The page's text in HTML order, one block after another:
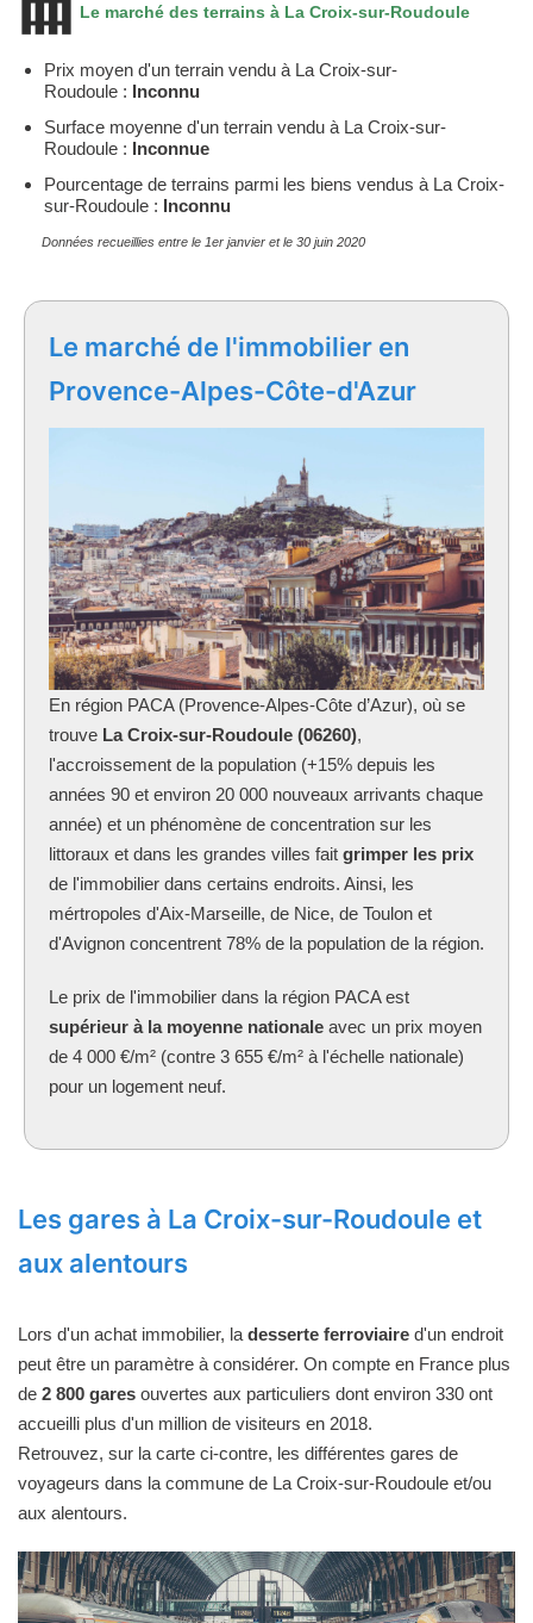
Le marché des terrains à La Croix-sur-Roudoule
Prix moyen d'un terrain vendu à La Croix-sur-
Roudoule : Inconnu
Surface moyenne d'un terrain vendu à La Croix-sur-
Roudoule : Inconnue
Pourcentage de terrains parmi les biens vendus à La Croix-
sur-Roudoule : Inconnu
Données recueillies entre le 1er janvier et le 30 juin 2020
Le marché de l'immobilier en
Provence-Alpes-Côte-d'Azur
En région PACA (Provence-Alpes-Côte d’Azur), où se
trouve La Croix-sur-Roudoule (06260),
l'accroissement de la population (+15% depuis les
années 90 et environ 20 000 nouveaux arrivants chaque
année) et un phénomène de concentration sur les
littoraux et dans les grandes villes fait grimper les prix
de l'immobilier dans certains endroits. Ainsi, les
mértropoles d'Aix-Marseille, de Nice, de Toulon et
d'Avignon concentrent 78% de la population de la région.
Le prix de l'immobilier dans la région PACA est
supérieur à la moyenne nationale avec un prix moyen
de 4 000 €/m² (contre 3 655 €/m² à l'échelle nationale)
pour un logement neuf.
Les gares à La Croix-sur-Roudoule et
aux alentours
Lors d'un achat immobilier, la desserte ferroviaire d'un endroit
peut être un paramètre à considérer. On compte en France plus
de 2 800 gares ouvertes aux particuliers dont environ 330 ont
accueilli plus d'un million de visiteurs en 2018.
Retrouvez, sur la carte ci-contre, les différentes gares de
voyageurs dans la commune de La Croix-sur-Roudoule et/ou
aux alentours.